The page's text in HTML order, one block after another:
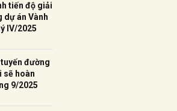
tiến độ giải
dự án Vành
IV/2025
đường
sẽ hoàn
9/2025